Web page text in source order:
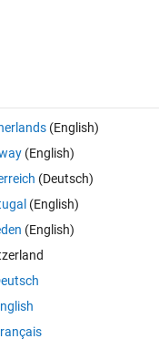
Due).
(English)
(English)
(Deutsch)
(English)
(English)